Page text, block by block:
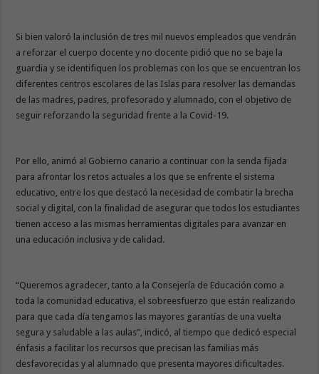
Si bien valoró la inclusión de tres mil nuevos empleados que vendrán
a reforzar el cuerpo docente y no docente pidió que no se baje la
guardia y se identifiquen los problemas con los que se encuentran los
diferentes centros escolares de las Islas para resolver las demandas
de las madres, padres, profesorado y alumnado, con el objetivo de
seguir reforzando la seguridad frente a la Covid-19.
Por ello, animó al Gobierno canario a continuar con la senda fijada
para afrontar los retos actuales a los que se enfrente el sistema
educativo, entre los que destacó la necesidad de combatir la brecha
social y digital, con la finalidad de asegurar que todos los estudiantes
tienen acceso a las mismas herramientas digitales para avanzar en
una educación inclusiva y de calidad.
“Queremos agradecer, tanto a la Consejería de Educación como a
toda la comunidad educativa, el sobreesfuerzo que están realizando
para que cada día tengamos las mayores garantías de una vuelta
segura y saludable a las aulas”, indicó, al tiempo que dedicó especial
énfasis a facilitar los recursos que precisan las familias más
desfavorecidas y al alumnado que presenta mayores dificultades.